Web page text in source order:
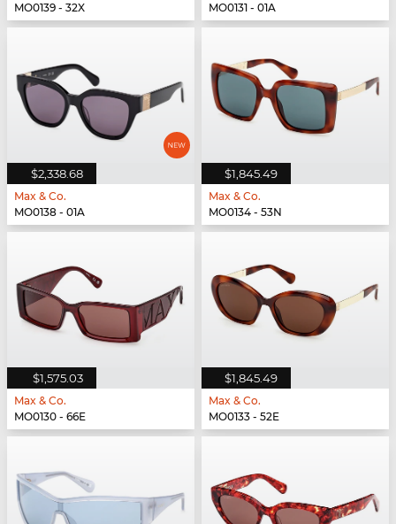
MO0139 - 32X
MO0131 - 01A
$2,338.68
Max & Co.
MO0138 - 01A
$1,845.49
Max & Co.
MO0134 - 53N
$1,575.03
Max & Co.
MO0130 - 66E
$1,845.49
Max & Co.
MO0133 - 52E